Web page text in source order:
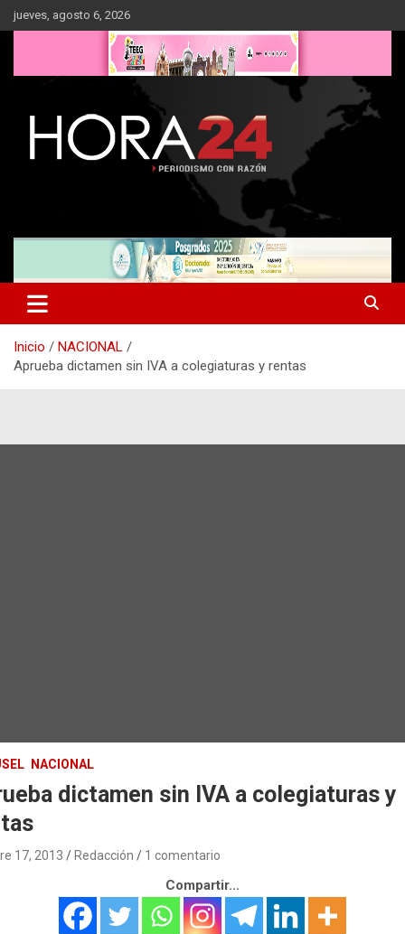
Saltar
al
jueves, agosto 6, 2026
Inicio
NACIONAL
Aprueba dictamen sin IVA a colegiaturas y rentas
NACIONAL
dictamen sin IVA a colegiaturas y
17, 2013 Redacción 1 comentario
Compartir...